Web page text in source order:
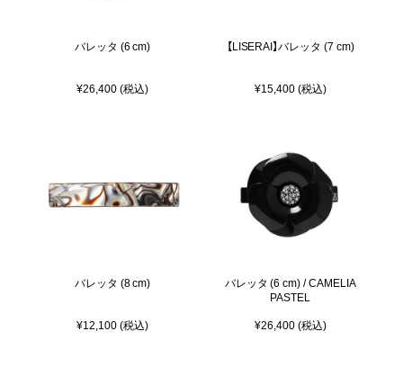
バレッタ (6 cm)
¥26,400 (税込)
【LISERAI】バレッタ (7 cm)
¥15,400 (税込)
バレッタ (8 cm)
¥12,100 (税込)
バレッタ (6 cm) / CAMELIA
PASTEL
¥26,400 (税込)